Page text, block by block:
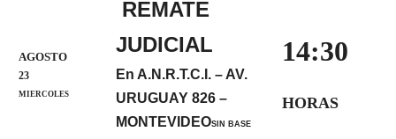
AGOSTO
23
MIERCOLES
REMATE
JUDICIAL
En A.N.R.T.C.I. – AV.
URUGUAY 826 –
MONTEVIDEOSIN BASE
14:30
HORAS